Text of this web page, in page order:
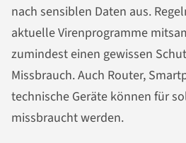
nach sensiblen Daten aus.
aktuelle Virenprogramme
zumindest einen gewissen
Missbrauch. Auch Router,
technische Geräte können für
missbraucht werden.